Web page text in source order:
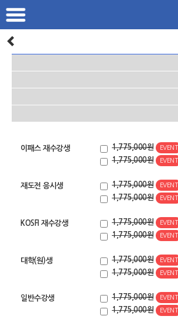
문
이패스 재수강생 1,775,000원 EVENT
1,775,000원 EVENT
재도전 응시생 1,775,000원 EVENT
1,775,000원 EVENT
KOSFI 재수강생 1,775,000원 EVENT
1,775,000원 EVENT
대학(원)생 1,775,000원 EVENT
1,775,000원 EVENT
일반수강생 1,775,000원 EVENT
1,775,000원 EVENT